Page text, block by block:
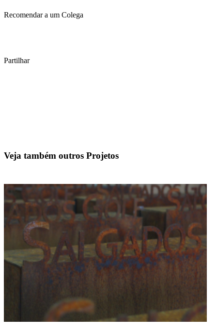
Recomendar a um Colega
Partilhar
Veja também outros Projetos